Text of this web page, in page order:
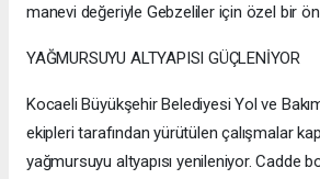
manevi değeriyle Gebzeliler için özel bir
YAĞMURSUYU ALTYAPISI GÜÇLENİYOR
Kocaeli Büyükşehir Belediyesi Yol ve
ekipleri tarafından yürütülen çalışmalar
yağmursuyu altyapısı yenileniyor. Cadde